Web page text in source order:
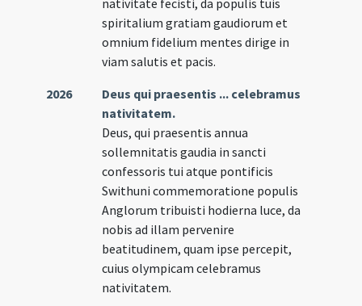
nativitate fecisti, da populis tuis
spiritalium gratiam gaudiorum et
omnium fidelium mentes dirige in
viam salutis et pacis.
2026
Deus qui praesentis ... celebramus
nativitatem.
Deus, qui praesentis annua
sollemnitatis gaudia in sancti
confessoris tui atque pontificis
Swithuni commemoratione populis
Anglorum tribuisti hodierna luce, da
nobis ad illam pervenire
beatitudinem, quam ipse percepit,
cuius olympicam celebramus
nativitatem.